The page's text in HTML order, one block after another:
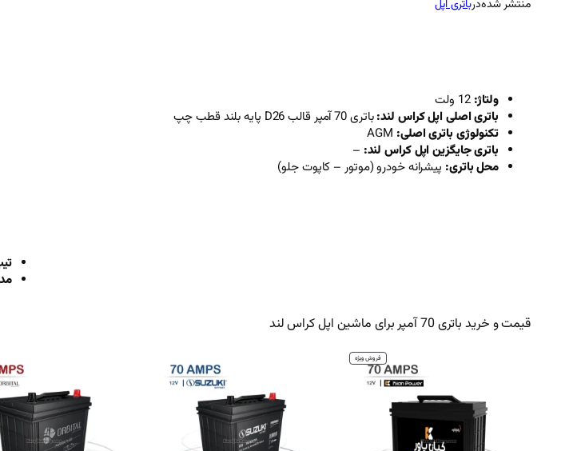
منتشر شدهدرباتری اپل
ولتاژ: 12 ولت
باتری اصلی اپل کراس‌ لند:باتری 70 آمپر قالب D26 پایه بلند قطب چپ
تکنولوژی باتری اصلی:
باتری جایگزین اپل کراس‌ لند: –
محل باتری: پیشرانه خودرو (موتور – کاپوت جلو)
قیمت و خرید باتری 70 آمپر برای ماشین اپل کراس‌ لند
فروش ویژهمحصول
تخفیف